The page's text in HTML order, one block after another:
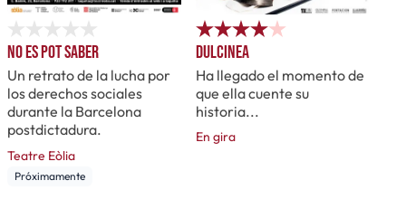
No es pot saber
Un retrato de la lucha por
los derechos sociales
durante la Barcelona
postdictadura.
Teatre Eòlia
Próximamente
Dulcinea
Ha llegado el momento de
que ella cuente su
historia...
En gira